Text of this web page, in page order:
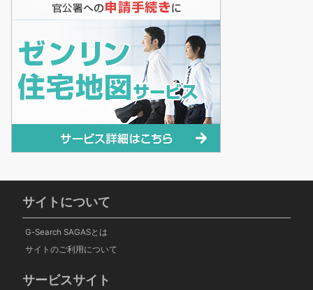
サイトについて
G-Search SAGASとは
サイトのご利用について
サービスサイト